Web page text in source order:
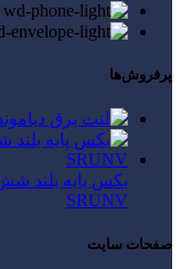
پرفروش‌ها
SRUNV
صفحات سایت